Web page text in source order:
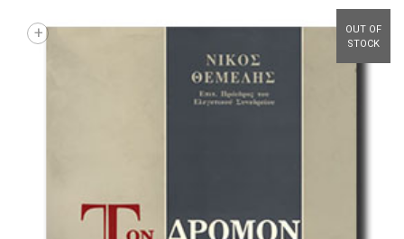
OUT OF
STOCK
+